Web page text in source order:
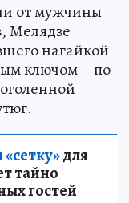
от мужчины
Мелядзе
нагайкой
ключом – по
для
тайно
гостей